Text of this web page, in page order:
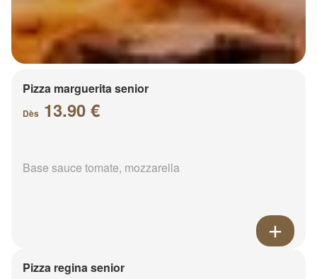
Pizza marguerita senior
Dès 13.90 €
Base sauce tomate, mozzarella
Pizza regina senior